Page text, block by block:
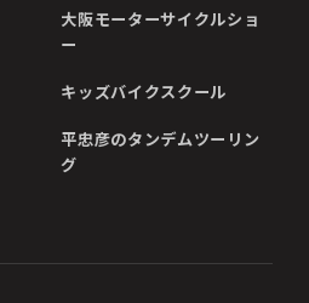
大阪モーターサイクルショ
ー
キッズバイクスクール
平忠彦のタンデムツーリン
グ